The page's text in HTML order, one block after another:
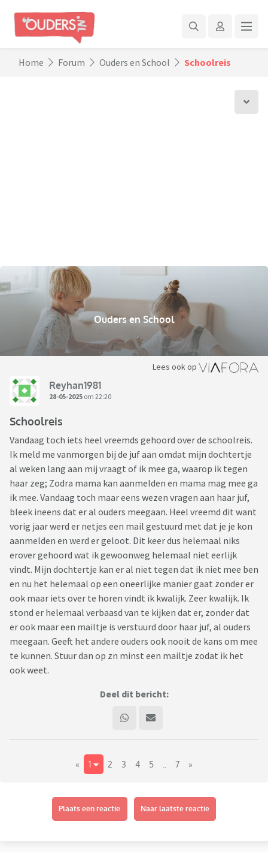
Home Forum Ouders en School Schoolreis
Ouders en School
Lees ook op
Reyhan1981
28-05-2025 om 22:20
Schoolreis
Vandaag toch iets heel vreemds gehoord over de schoolreis.
Ik meld me vanmorgen bij de juf aan omdat mijn dochtertje
al weken lang aan mij vraagt of ik mee ga, waarop ik tegen
haar zeg; Zodra mama kan aanmelden en mama mag mee ga
ik mee. Vandaag toch maar eens wezen vragen aan haar juf,
bleek ineens dat er al ouders meegaan. Heel vreemd dit want
vorig jaar werd er netjes een mail gestuurd met dat je je kon
aanmelden en werd er geloot. Dit keer dus helemaal niks
erover gehoord wat ik gewoonweg helemaal niet eerlijk
vindt. Mijn dochtertje kan er al niet tegen dat ik niet mee ben
en nu het helemaal op een oneerlijke manier gaat zonder er
ook maar iets over te horen vindt ik kwalijk. Zeer kwalijk. Ik
stond er helemaal verbaasd van te kijken dat er, zonder dat
er ook maar een mailtje is verstuurd door haar juf, al ouders
meegaan. Geeft het andere ouders ook nooit de kans om mee
te kunnen. Stuur dan op zn minst een mailtje zodat ik het
ook weet.
Deel dit bericht:
« 1 2 3 4 5 7 »
Plaats een reactie Naar laatste reactie